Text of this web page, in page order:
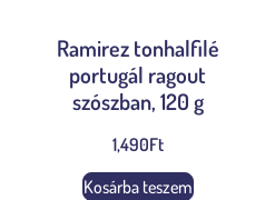
Ramirez tonhalfilé
portugál ragout
szószban, 120 g
1,490Ft
Kosárba teszem